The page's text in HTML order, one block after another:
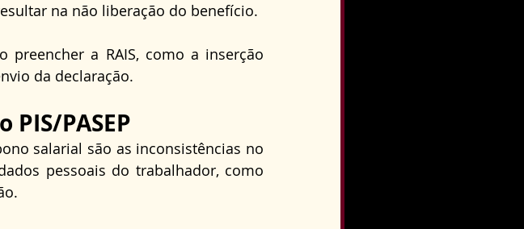
na não liberação do benefício.
preencher a RAIS, como a inserção
da declaração.
PASEP
salarial são as inconsistências no
pessoais do trabalhador, como